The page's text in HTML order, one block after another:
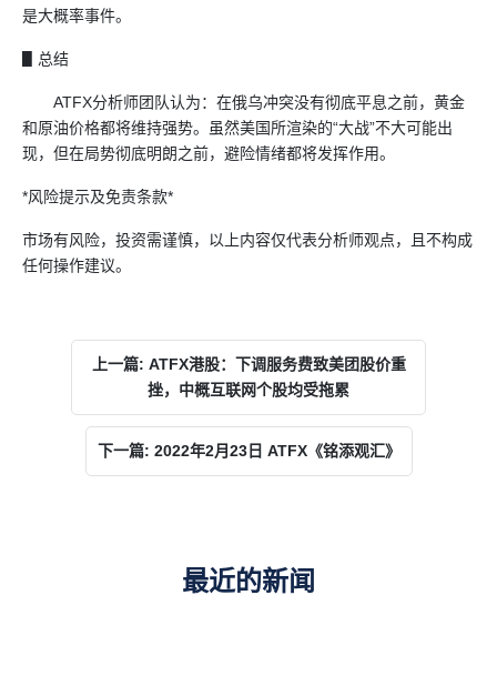
是大概率事件。
▋总结
ATFX分析师团队认为：在俄乌冲突没有彻底平息之前，黄金
和原油价格都将维持强势。虽然美国所渲染的“大战”不大可能出
现，但在局势彻底明朗之前，避险情绪都将发挥作用。
*风险提示及免责条款*
市场有风险，投资需谨慎，以上内容仅代表分析师观点，且不构成
任何操作建议。
上一篇: ATFX港股：下调服务费致美团股价重
挫，中概互联网个股均受拖累
下一篇: 2022年2月23日 ATFX《铭添观汇》
最近的新闻